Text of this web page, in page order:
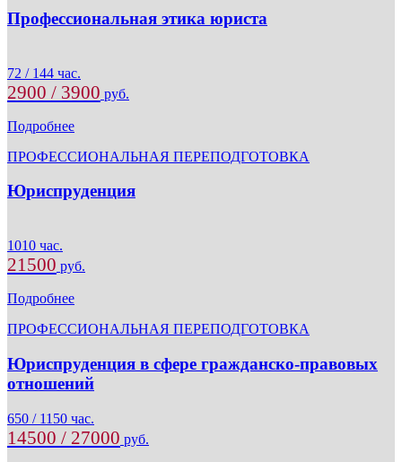
Профессиональная этика юриста
72 / 144 час.
2900 / 3900 руб.
Подробнее
ПРОФЕССИОНАЛЬНАЯ ПЕРЕПОДГОТОВКА
Юриспруденция
1010 час.
21500 руб.
Подробнее
ПРОФЕССИОНАЛЬНАЯ ПЕРЕПОДГОТОВКА
Юриспруденция в сфере гражданско-правовых
отношений
650 / 1150 час.
14500 / 27000 руб.